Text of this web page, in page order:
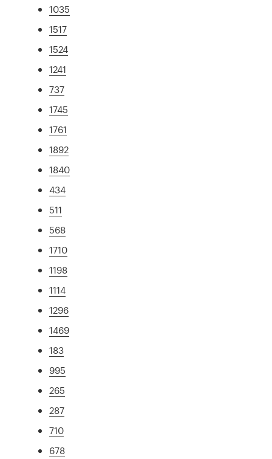
1035
1517
1524
1241
737
1745
1761
1892
1840
434
511
568
1710
1198
1114
1296
1469
183
995
265
287
710
678